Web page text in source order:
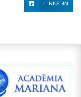
LINKEDIN